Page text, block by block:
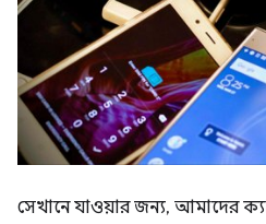
সেখানে যাওয়ার জন্য, আমাদের